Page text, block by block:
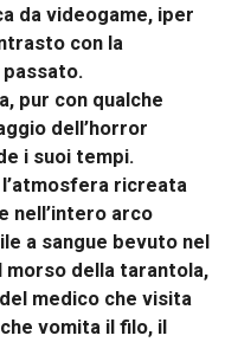
da videogame, iper
con la
pur con qualche
dell’horror
i suoi tempi.
ricreata
nell’intero arco
a sangue bevuto nel
morso della tarantola,
medico che visita
vomita il filo, il